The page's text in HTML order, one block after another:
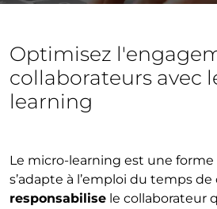
Optimisez
collaborateurs avec
learning
Le micro-learning est une forme
s’adapte à l’emploi du temps de
responsabilise le collaborateur